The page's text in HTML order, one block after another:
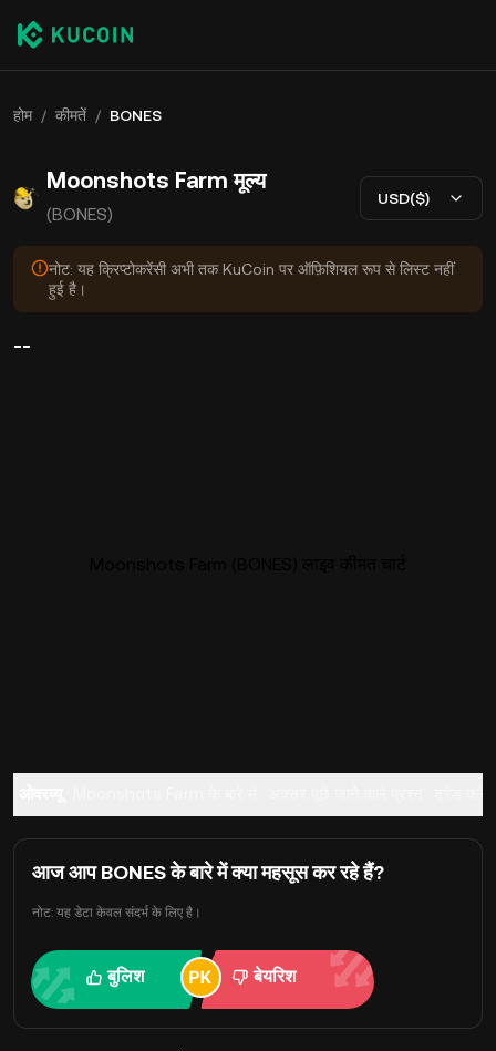
होम / कीमतें / BONES
Moonshots Farm मूल्य
(BONES)
USD($)
नोट: यह क्रिप्टोकरेंसी अभी तक KuCoin पर ऑफ़िशियल रूप से लिस्ट नहीं
हुई है।
--
आज आप BONES के बारे में क्या महसूस कर रहे हैं?
नोट: यह डेटा केवल संदर्भ के लिए है।
बुलिश बेयरिश